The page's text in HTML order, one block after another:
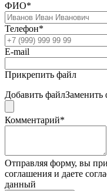
ФИО*
Телефон*
E-mail
Прикрепить файл
Добавить файлЗаменить
Комментарий*
Отправляя форму, вы
соглашения и даете
данный